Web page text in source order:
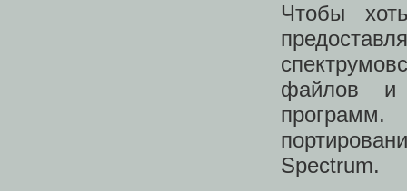
Чтобы
файлов и
Spectrum.